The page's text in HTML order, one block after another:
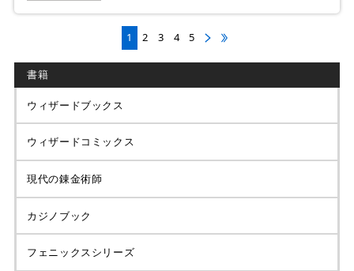
1 2 3 4 5
書籍
ウィザードブックス
ウィザードコミックス
現代の錬金術師
カジノブック
フェニックスシリーズ